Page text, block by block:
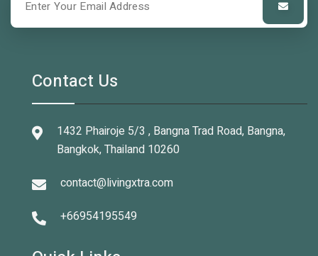
Contact Us
1432 Phairoje 5/3 , Bangna Trad Road, Bangna,
Bangkok, Thailand 10260
contact@livingxtra.com
+66954195549